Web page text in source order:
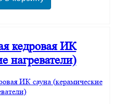
кедровая ИК
нагреватели)